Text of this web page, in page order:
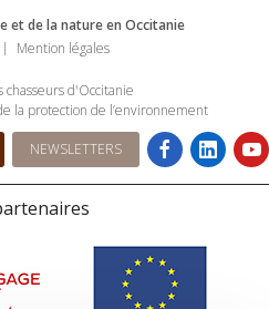
et de la nature en Occitanie
Mention légales
chasseurs d'Occitanie
la protection de l’environnement
NEWSLETTERS